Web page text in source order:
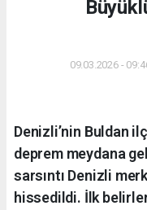
09.03.2026 -
Denizli’nin Buldan
deprem meydana
sarsıntı Denizli
hissedildi. İlk